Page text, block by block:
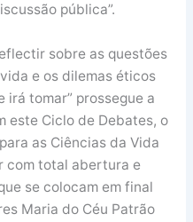
pública”.
sobre as questões
e os dilemas éticos
irá tomar” prossegue a
este Ciclo de Debates, o
as Ciências da Vida
com total abertura e
se colocam em final
Maria do Céu Patrão